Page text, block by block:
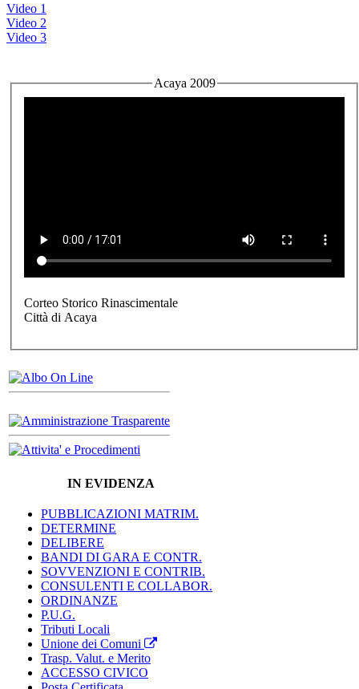
Video 1
Video 2
Video 3
Acaya 2009
Corteo Storico Rinascimentale
Città di Acaya
IN EVIDENZA
PUBBLICAZIONI MATRIM.
DETERMINE
DELIBERE
BANDI DI GARA E CONTR.
SOVVENZIONI E CONTRIB.
CONSULENTI E COLLABOR.
ORDINANZE
P.U.G.
Tributi Locali
Unione dei Comuni
Trasp. Valut. e Merito
ACCESSO CIVICO